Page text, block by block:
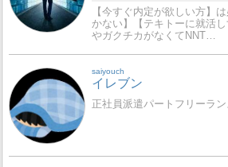
【今すぐ内定が欲しい方】
かない】【テキトーに就活
やガクチカがなくてNNT…
saiyouch
イレブン
正社員派遣パートフリーラ